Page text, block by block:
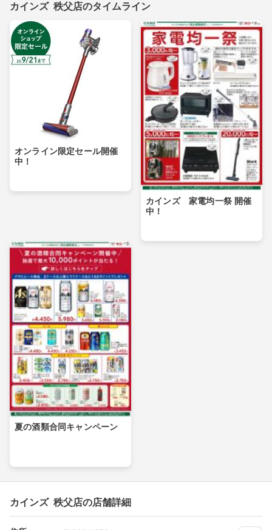
カインズ 秩父店のタイムライン
オンライン限定セール開催
中！
カインズ 家電均一祭 開催
中！
夏の酒類合同キャンペーン
カインズ 秩父店の店舗詳細